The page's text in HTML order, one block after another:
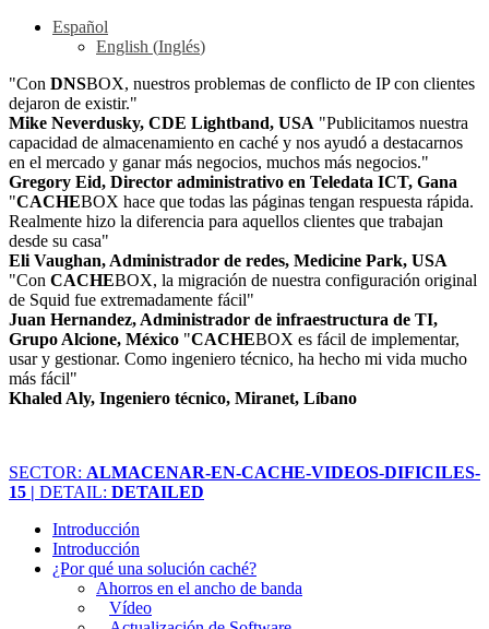
Español
English (Inglés)
"Con DNSBOX, nuestros problemas de conflicto de IP con clientes
dejaron de existir."
Mike Neverdusky, CDE Lightband, USA "Publicitamos nuestra
capacidad de almacenamiento en caché y nos ayudó a destacarnos
en el mercado y ganar más negocios, muchos más negocios."
Gregory Eid, Director administrativo en Teledata ICT, Gana
"CACHEBOX hace que todas las páginas tengan respuesta rápida.
Realmente hizo la diferencia para aquellos clientes que trabajan
desde su casa"
Eli Vaughan, Administrador de redes, Medicine Park, USA
"Con CACHEBOX, la migración de nuestra configuración original
de Squid fue extremadamente fácil"
Juan Hernandez, Administrador de infraestructura de TI,
Grupo Alcione, México "CACHEBOX es fácil de implementar,
usar y gestionar. Como ingeniero técnico, ha hecho mi vida mucho
más fácil"
Khaled Aly, Ingeniero técnico, Miranet, Líbano
SECTOR: ALMACENAR-EN-CACHE-VIDEOS-DIFICILES-
15 | DETAIL: DETAILED
Introducción
Introducción
¿Por qué una solución caché?
Ahorros en el ancho de banda
Vídeo